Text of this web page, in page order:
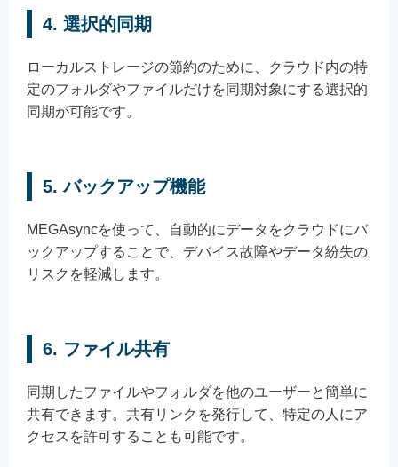
4. 選択的同期
ローカルストレージの節約のために、クラウド内の特
定のフォルダやファイルだけを同期対象にする選択的
同期が可能です。
5.バックアップ機能
MEGAsyncを使って、自動的にデータをクラウドにバ
ックアップすることで、デバイス故障やデータ紛失の
リスクを軽減します。
6. ファイル共有
同期したファイルやフォルダを他のユーザーと簡単に
共有できます。共有リンクを発行して、特定の人にア
クセスを許可することも可能です。